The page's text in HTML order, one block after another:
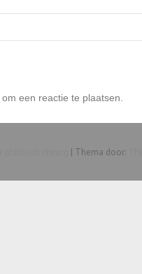
om een reactie te plaatsen.
| Thema door: